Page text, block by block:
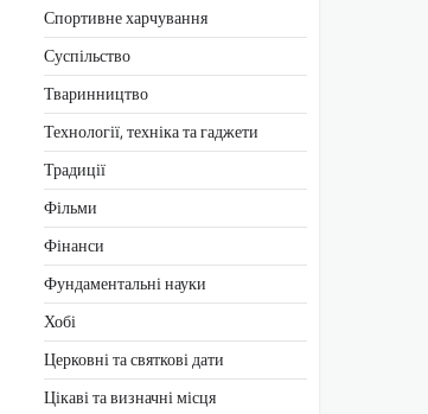
Спортивне харчування
Суспільство
Тваринництво
Технології, техніка та гаджети
Традиції
Фільми
Фінанси
Фундаментальні науки
Хобі
Церковні та святкові дати
Цікаві та визначні місця